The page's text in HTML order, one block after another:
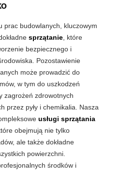
prac budowlanych, kluczowym
sprzątanie , które
bezpiecznego i
Pozostawienie
może prowadzić do
w tym do uszkodzeń
zagrożeń zdrowotnych
przez pyły i chemikalia. Nasza
usługi sprzątania
obejmują nie tylko
ale także dokładne
powierzchni.
środków i